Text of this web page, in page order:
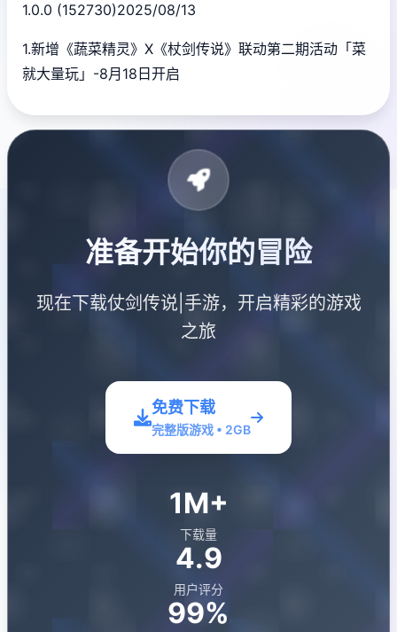
1.0.0 (152730)2025/08/13
1.新增《蔬菜精灵》X《杖剑传说》联动第二期活动「菜
就大量玩」-8月18日开启
准备开始你的冒险
现在下载仗剑传说|手游，开启精彩的游戏
之旅
免费下载
完整版游戏 • 2GB
1M+
下载量
4.9
用户评分
99%